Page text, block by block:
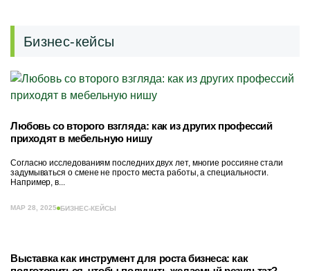
Бизнес-кейсы
Любовь со второго взгляда: как из других профессий
приходят в мебельную нишу
Согласно исследованиям последних двух лет, многие россияне стали
задумываться о смене не просто места работы, а специальности.
Например, в...
МАР 28, 2025 БИЗНЕС-КЕЙСЫ
Выставка как инструмент для роста бизнеса: как